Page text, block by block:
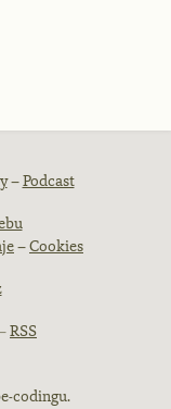
–Podcast
–Cookies
RSS
codingu.